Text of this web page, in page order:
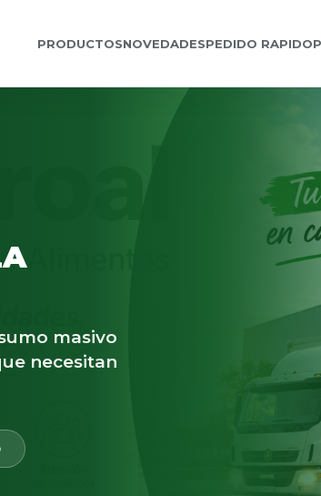
PRODUCTOSNOVEDADESPEDIDO RAPIDO
masivo
necesitan